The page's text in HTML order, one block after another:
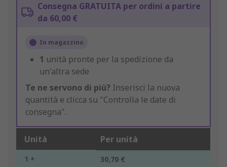
Consegna GRATUITA per ordini a partire
da 60,00 €
In magazzino
1 unità pronte per la spedizione da
un'altra sede
Te ne servono di più? Inserisci la nuova
quantità e clicca su "Controlla le date di
consegna".
Unità Per unità
1 + 30,70 €